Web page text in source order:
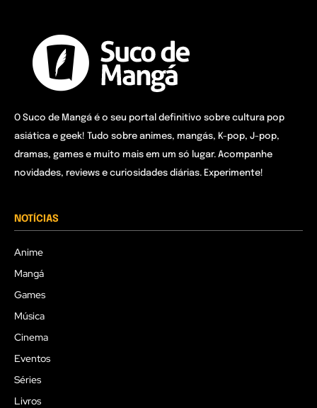
O Suco de Mangá é o seu portal definitivo sobre cultura pop
asiática e geek! Tudo sobre animes, mangás, K-pop, J-pop,
dramas, games e muito mais em um só lugar. Acompanhe
novidades, reviews e curiosidades diárias. Experimente!
NOTÍCIAS
Anime
Mangá
Games
Música
Cinema
Eventos
Séries
Livros